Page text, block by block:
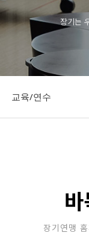
장기는
교육/연수
장기연맹